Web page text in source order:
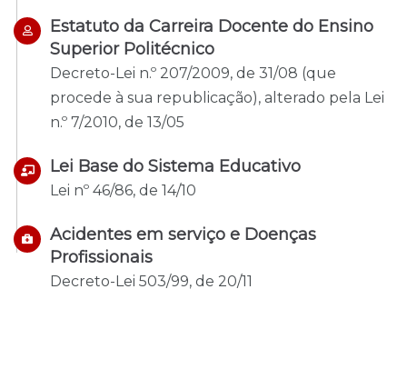
Estatuto da Carreira Docente do Ensino
Superior Politécnico
Decreto-Lei n.º 207/2009, de 31/08 (que
procede à sua republicação), alterado pela Lei
n.º 7/2010, de 13/05
Lei Base do Sistema Educativo
Lei nº 46/86, de 14/10
Acidentes em serviço e Doenças
Profissionais
Decreto-Lei 503/99, de 20/11